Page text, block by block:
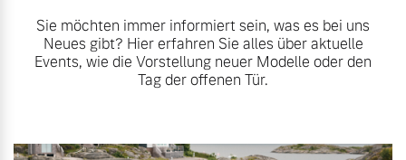
Aktuelle Angebote
Sie möchten immer informiert sein, was es bei uns
Neues gibt? Hier erfahren Sie alles über aktuelle
Events, wie die Vorstellung neuer Modelle oder den
Tag der offenen Tür.